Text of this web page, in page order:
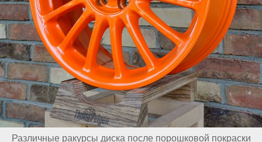
Различные ракурсы диска после порошковой покраски